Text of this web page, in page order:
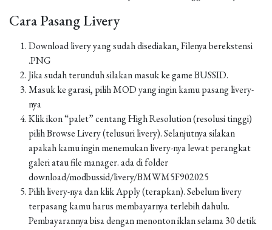
Cara Pasang Livery
Download livery yang sudah disediakan, Filenya berekstensi
.PNG
Jika sudah terunduh silakan masuk ke game BUSSID.
Masuk ke garasi, pilih MOD yang ingin kamu pasang livery-
nya
Klik ikon “palet” centang High Resolution (resolusi tinggi)
pilih Browse Livery (telusuri livery). Selanjutnya silakan
apakah kamu ingin menemukan livery-nya lewat perangkat
galeri atau file manager. ada di folder
download/modbussid/livery/BMWM5F902025
Pilih livery-nya dan klik Apply (terapkan). Sebelum livery
terpasang kamu harus membayarnya terlebih dahulu.
Pembayarannya bisa dengan menonton iklan selama 30 detik